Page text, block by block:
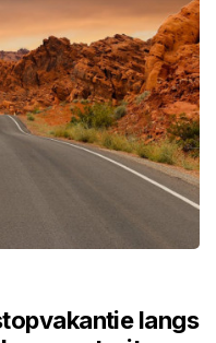
langs